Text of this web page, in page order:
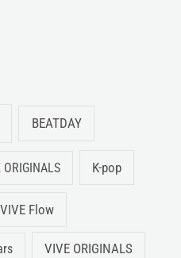
BEATDAY
ORIGINALS K-pop
VIVE Flow
VIVE ORIGINALS